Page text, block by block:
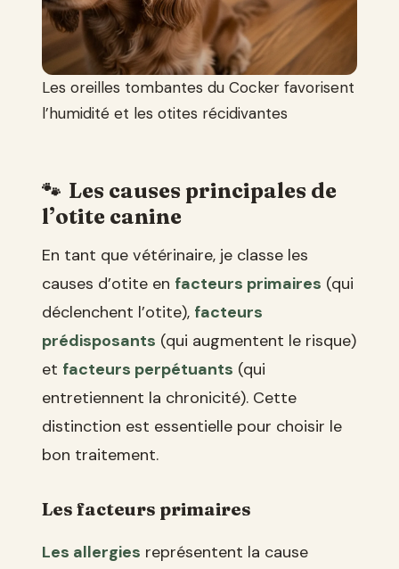
Les oreilles tombantes du Cocker favorisent
l’humidité et les otites récidivantes
Les causes principales de
l’otite canine
En tant que vétérinaire, je classe les
causes d’otite en facteurs primaires (qui
déclenchent l’otite), facteurs
prédisposants (qui augmentent le risque)
et facteurs perpétuants (qui
entretiennent la chronicité). Cette
distinction est essentielle pour choisir le
bon traitement.
Les facteurs primaires
Les allergies représentent la cause